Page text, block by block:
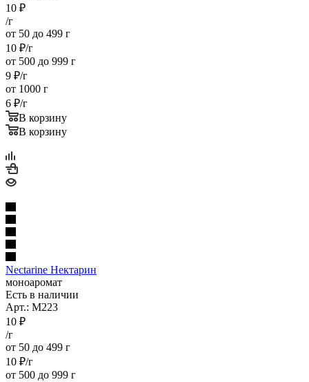
10 ₽
/г
от 50 до 499 г
10 ₽/г
от 500 до 999 г
9 ₽/г
от 1000 г
6 ₽/г
В корзину
В корзину
Nectarine Нектарин
моноаромат
Есть в наличии
Арт.: M223
10 ₽
/г
от 50 до 499 г
10 ₽/г
от 500 до 999 г